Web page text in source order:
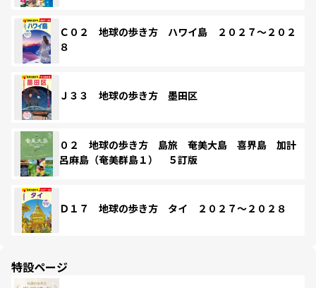
Ｃ０２ 地球の歩き方 ハワイ島 ２０２７～２０２
８
Ｊ３３ 地球の歩き方 墨田区
０２ 地球の歩き方 島旅 奄美大島 喜界島 加計
呂麻島（奄美群島１） ５訂版
Ｄ１７ 地球の歩き方 タイ ２０２７～２０２８
特設ページ